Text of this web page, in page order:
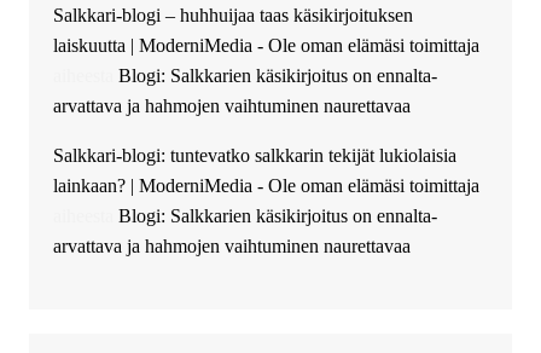
The Admin: High five! You’ve
successfully installed Simple
Ajax Chat.
Salkkari-blogi – huhhuijaa taas käsikirjoituksen
laiskuutta | ModerniMedia - Ole oman elämäsi toimittaja
Blogi: Salkkarien käsikirjoitus on ennalta-
arvattava ja hahmojen vaihtuminen naurettavaa
Salkkari-blogi: tuntevatko salkkarin tekijät lukiolaisia
lainkaan? | ModerniMedia - Ole oman elämäsi toimittaja
Blogi: Salkkarien käsikirjoitus on ennalta-
arvattava ja hahmojen vaihtuminen naurettavaa